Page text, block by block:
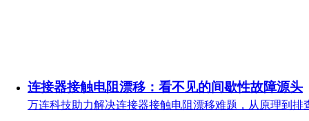
连接器接触电阻漂移：看不见的间歇性故障源头
万连科技助力解决连接器接触电阻漂移难题，从原理到排